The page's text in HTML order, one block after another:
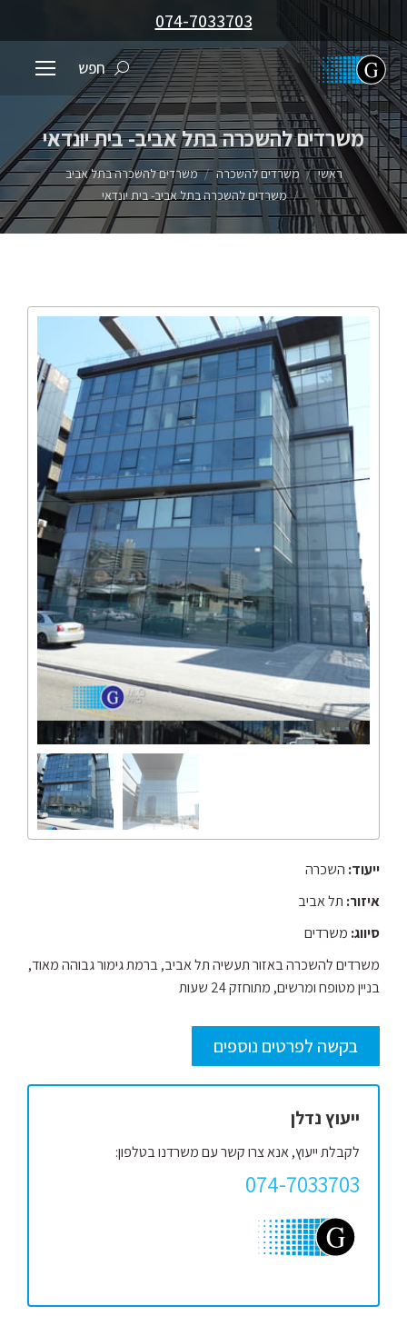
074-7033703
חפש
משרדים להשכרה בתל אביב- בית יונדאי
You are here:
ראשי משרדים להשכרה
משרדים להשכרה בתל אביב
משרדים להשכרה בתל אביב- בית יונדאי
ייעוד: השכרה
איזור: תל אביב
סיווג: משרדים
משרדים להשכרה באזור תעשיה תל אביב, ברמת גימור גבוהה מאוד,
בניין מטופח ומרשים, מתוחזק 24 שעות
בקשה לפרטים נוספים
ייעוץ נדלן
לקבלת ייעוץ, אנא צרו קשר עם משרדנו בטלפון:
074-7033703